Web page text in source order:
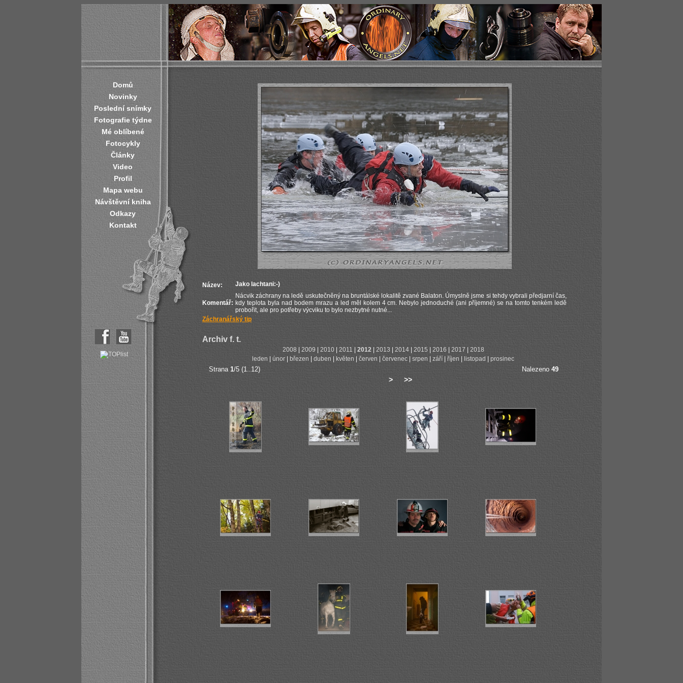
Domů
Novinky
Poslední snímky
Fotografie týdne
Mé oblíbené
Fotocykly
Články
Video
Profil
Mapa webu
Návštěvní kniha
Odkazy
Kontakt
Název: Jako lachtani:-)
Komentář:
Nácvik záchrany na ledě uskutečněný na bruntálské lokalitě zvané Balaton. Úmyslně jsme si tehdy vybrali předjarní čas,
kdy teplota byla nad bodem mrazu a led měl kolem 4 cm. Nebylo jednoduché (ani příjemné) se na tomto tenkém ledě
probořit, ale pro potřeby výcviku to bylo nezbytné nutné...
Záchranářský tip
Archiv f. t.
2008 2009 2010| 2011 2012 2013 2014| 2015 2016 2017
2018
leden
únor březen duben květen červen červenec srpen září říjen listopad prosinec
Strana 1/5 (1..12) Nalezeno 49